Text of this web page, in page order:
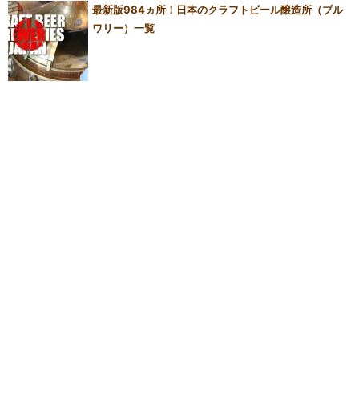
最新版984ヵ所！日本のクラフトビール醸造所（ブル
ワリー）一覧